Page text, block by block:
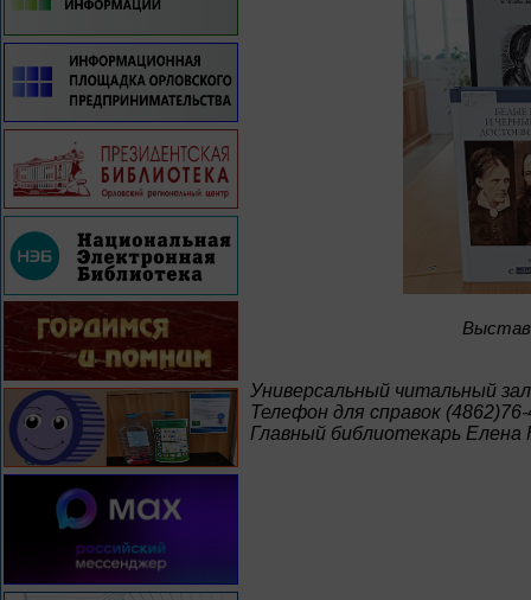
Универсальный читальный зал
Телефон для справок
Главный библиотекарь Елена